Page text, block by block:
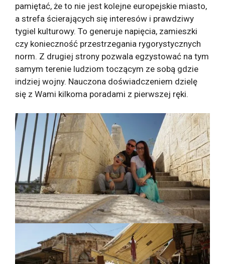
pamiętać, że to nie jest kolejne europejskie miasto,
a strefa ścierających się interesów i prawdziwy
tygiel kulturowy. To generuje napięcia, zamieszki
czy konieczność przestrzegania rygorystycznych
norm. Z drugiej strony pozwala egzystować na tym
samym terenie ludziom toczącym ze sobą gdzie
indziej wojny. Nauczona doświadczeniem dzielę
się z Wami kilkoma poradami z pierwszej ręki.